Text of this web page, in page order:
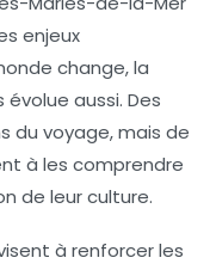
enjeux
change, la
aussi. Des
du voyage, mais de
à les comprendre
de leur culture.
à renforcer les